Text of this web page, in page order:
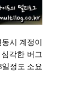
시 계정이
각한 버그
정도 소요